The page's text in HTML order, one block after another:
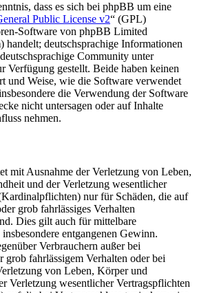
dass es sich bei phpBB um eine
Public License v2“ (GPL)
Software von phpBB Limited
deutschsprachige Informationen
Community unter
Verfügung gestellt. Beide haben keinen
und Weise, wie die Software verwendet
die Verwendung der Software
nicht untersagen oder auf Inhalte
nehmen.
mit Ausnahme der Verletzung von Leben,
und der Verletzung wesentlicher
nur für Schäden, die auf
grob fahrlässiges Verhalten
Dies gilt auch für mittelbare
entgangenen Gewinn.
Verbrauchern außer bei
grob fahrlässigem Verhalten oder bei
von Leben, Körper und
Verletzung wesentlicher Vertragspflichten